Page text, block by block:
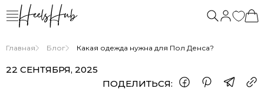
Главная Блог Какая одежда нужна для Пол Денса?
22 СЕНТЯБРЯ, 2025
ПОДЕЛИТЬСЯ: